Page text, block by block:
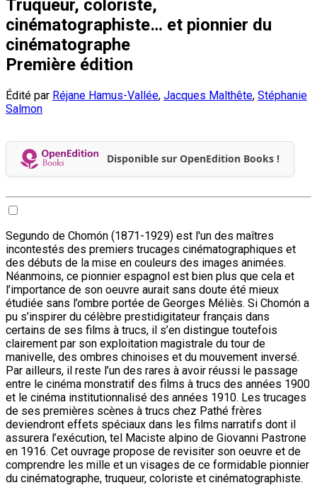
Truqueur, coloriste,
cinématographiste… et pionnier du
cinématographe
Première édition
Édité par Réjane Hamus-Vallée, Jacques Malthête, Stéphanie
Salmon
Disponible sur OpenEdition Books !
Segundo de Chomón (1871-1929) est l'un des maîtres
incontestés des premiers trucages cinématographiques et
des débuts de la mise en couleurs des images animées.
Néanmoins, ce pionnier espagnol est bien plus que cela et
l’importance de son oeuvre aurait sans doute été mieux
étudiée sans l’ombre portée de Georges Méliès. Si Chomón a
pu s’inspirer du célèbre prestidigitateur français dans
certains de ses films à trucs, il s’en distingue toutefois
clairement par son exploitation magistrale du tour de
manivelle, des ombres chinoises et du mouvement inversé.
Par ailleurs, il reste l’un des rares à avoir réussi le passage
entre le cinéma monstratif des films à trucs des années 1900
et le cinéma institutionnalisé des années 1910. Les trucages
de ses premières scènes à trucs chez Pathé frères
deviendront effets spéciaux dans les films narratifs dont il
assurera l’exécution, tel Maciste alpino de Giovanni Pastrone
en 1916. Cet ouvrage propose de revisiter son oeuvre et de
comprendre les mille et un visages de ce formidable pionnier
du cinématographe, truqueur, coloriste et cinématographiste.